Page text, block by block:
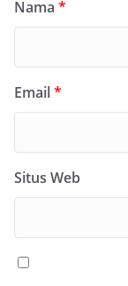
Nama *
Email*
Situs Web